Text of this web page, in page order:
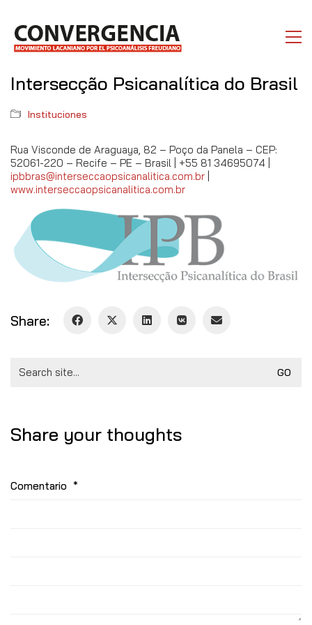
Intersecção Psicanalítica do Brasil
Instituciones
Rua Visconde de Araguaya, 82 – Poço da Panela – CEP:
52061-220 – Recife – PE – Brasil | +55 81 34695074 |
ipbbras@interseccaopsicanalitica.com.br
www.interseccaopsicanalitica.com.br
Share:
for:
Share your thoughts
Comentario *